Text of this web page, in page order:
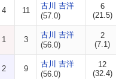
4 11
古川 吉洋
(57.0)
6
(21.5)
1 3
古川 吉洋
(56.0)
2
(7.1)
2 9
古川 吉洋
(56.0)
12
(32.4)